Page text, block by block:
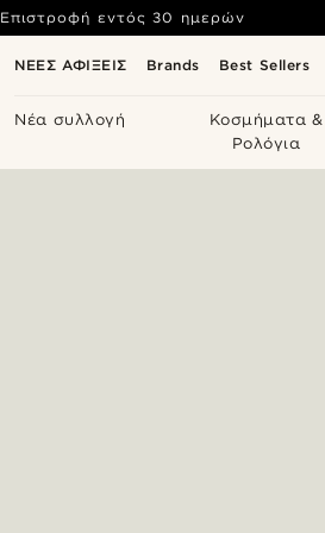
ΝΕΕΣ ΑΦΙΞΕΙΣ Brands Best Sellers
Νέα συλλογή
Κοσμήματα &
Ρολόγια
Επιστροφή εντός 30 ημερών